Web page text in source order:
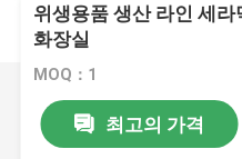
위생용품 생산 라인 세
화장실
MOQ：1
최고의 가격